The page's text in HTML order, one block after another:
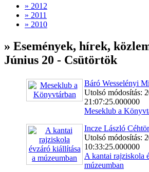
» 2012
» 2011
» 2010
» Események, hírek,
Június 20 - Csütörtök
Báró Wesselényi
Utolsó módosítás:
21:07:25.000000
Meseklub a
Incze László
Utolsó módosítás:
10:33:25.000000
A kantai rajziskola
múzeumban